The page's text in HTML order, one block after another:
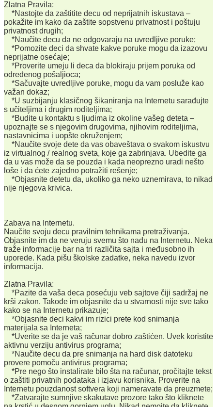
Zlatna Pravila:
*Nastojte da zaštitite decu od neprijatnih iskustava –
pokažite im kako da zaštite sopstvenu privatnost i poštuju
privatnost drugih;
*Naučite decu da ne odgovaraju na uvredljive poruke;
*Pomozite deci da shvate kakve poruke mogu da izazovu
neprijatne osećaje;
*Proverite umeju li deca da blokiraju prijem poruka od
određenog pošaljioca;
*Sačuvajte uvredljive poruke, mogu da vam posluže kao
važan dokaz;
*U suzbijanju klasičnog šikaniranja na Internetu sarađujte
s učiteljima i drugim roditeljima;
*Budite u kontaktu s ljudima iz okoline vašeg deteta –
upoznajte se s njegovim drugovima, njihovim roditeljima,
nastavnicima i uopšte okruženjem;
*Naučite svoje dete da vas obaveštava o svakom iskustvu
iz virtualnog / realnog sveta, koje ga zabrinjava. Ubedite ga
da u vas može da se pouzda i kada neoprezno uradi nešto
loše i da ćete zajedno potražiti rešenje;
*Objasnite detetu da, ukoliko ga neko uznemirava, to nikad
nije njegova krivica.
Zabava na Internetu.
Naučite svoju decu pravilnim tehnikama pretraživanja.
Objasnite im da ne veruju svemu što nađu na Internetu. Neka
traže informacije bar na tri različita sajta i međusobno ih
uporede. Kada pišu školske zadatke, neka navedu izvor
informacija.
Zlatna Pravila:
*Pazite da vaša deca posećuju veb sajtove čiji sadržaj ne
krši zakon. Takođe im objasnite da u stvarnosti nije sve tako
kako se na Internetu prikazuje;
*Objasnite deci kakvi im rizici prete kod snimanja
materijala sa Interneta;
*Uverite se da je vaš računar dobro zaštićen. Uvek koristite
aktivnu verziju antivirus programa;
*Naučite decu da pre snimanja na hard disk datoteku
provere pomoču antivirus programa;
*Pre nego što instalirate bilo šta na računar, pročitajte tekst
o zaštiti privatnih podataka i izjavu korisnika. Proverite na
Internetu pouzdanost softvera koji nameravate da preuzmete;
*Zatvarajte sumnjive skakutave prozore tako što kliknete